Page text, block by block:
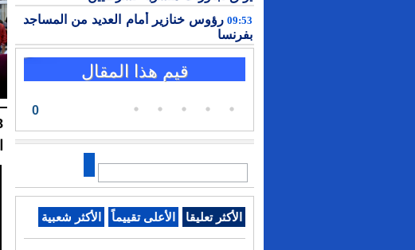
09:53 رؤوس خنازير أمام العديد من المساجد
بفرنسا
قيم هذا المقال
0
الأكثر تعليقا الأعلى تقييماً الأكثر شعبية